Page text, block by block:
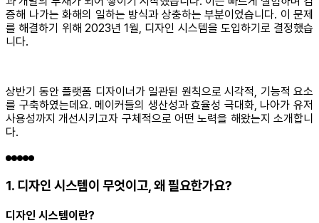
증해 나가는 화해의 일하는 방식과 상충하는 부분이었습니다. 이 문제
를 해결하기 위해 2023년 1월, 디자인 시스템을 도입하기로 결정했습
니다.
상반기 동안 플랫폼 디자이너가 일관된 원칙으로 시각적, 기능적 요소
를 구축하였는데요. 메이커들의 생산성과 효율성 극대화, 나아가 유저
사용성까지 개선시키고자 구체적으로 어떤 노력을 해왔는지 소개합니
다.
1. 디자인 시스템이 무엇이고, 왜 필요한가요?
디자인 시스템이란?